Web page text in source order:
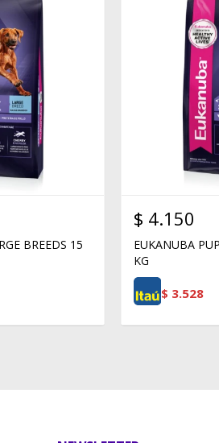
BREEDS 15
$ 4.150
EUKANUBA
KG
$ 3.528